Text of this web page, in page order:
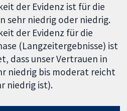
der Evidenz ist für die
sehr niedrig oder niedrig.
der Evidenz für die
(Langzeitergebnisse) ist
dass unser Vertrauen in
niedrig bis moderat reicht
niedrig ist).